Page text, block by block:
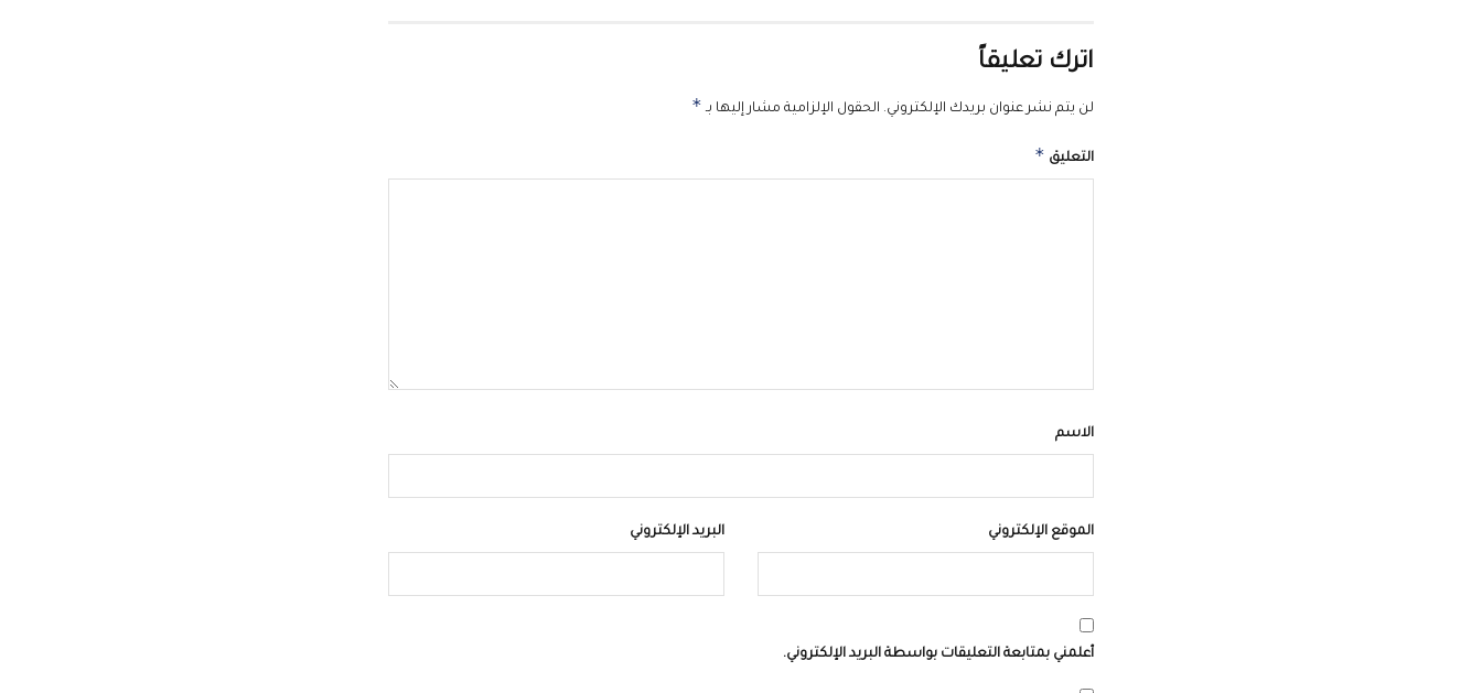
اترك تعليقاً
لن يتم نشر عنوان بريدك الإلكتروني. الحقول الإلزامية مشار إليها بـ *
التعليق *
الاسم
البريد الإلكتروني الموقع الإلكتروني
أعلمني بمتابعة التعليقات بواسطة البريد الإلكتروني.